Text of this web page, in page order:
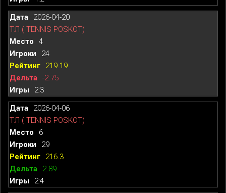
2026-04-20
ТЛ ( TENNIS POSKOT)
4
24
219.19
-2.75
2:3
2026-04-06
ТЛ ( TENNIS POSKOT)
6
29
216.3
2.89
2:4